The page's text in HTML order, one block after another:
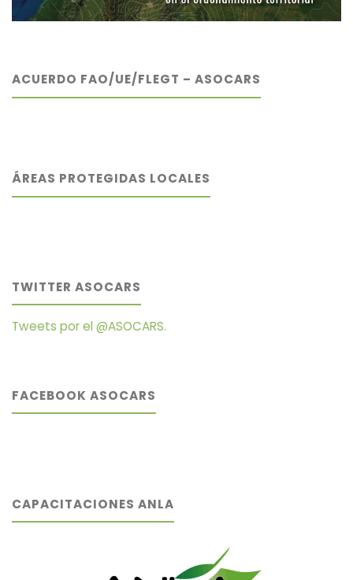
ACUERDO FAO/UE/FLEGT – ASOCARS
ÁREAS PROTEGIDAS LOCALES
TWITTER ASOCARS
Tweets por el @ASOCARS.
FACEBOOK ASOCARS
CAPACITACIONES ANLA